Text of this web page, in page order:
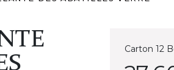
Carton 12